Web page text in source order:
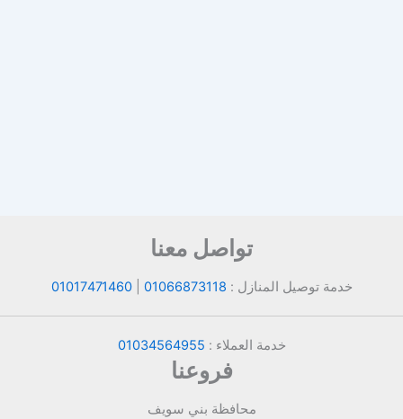
تواصل معنا
خدمة توصيل المنازل : 01066873118
|
01017471460
خدمة العملاء : 01034564955
فروعنا
محافظة بني سويف